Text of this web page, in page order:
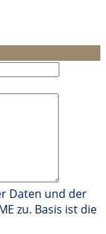
Daten und der
zu. Basis ist die